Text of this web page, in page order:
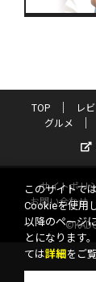
TOP レ
グルメ
サイトポリ
お問い合わせ
このサイトで
Cookieを使用
以降のページ
とになります
ては詳細 をご